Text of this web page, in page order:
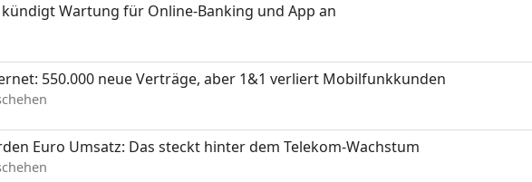
Wartung für Online-Banking und App an
550.000 neue Verträge, aber 1&1 verliert Mobilfunkkunden
Euro Umsatz: Das steckt hinter dem Telekom-Wachstum